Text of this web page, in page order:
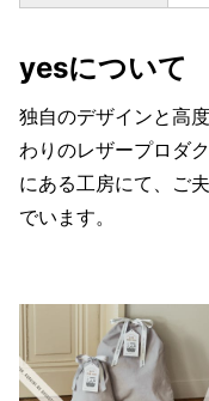
yesについて
独自のデザインと高
わりのレザープロダ
にある工房にて、ご
でいます。